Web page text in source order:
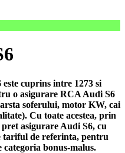
cuprins intre 1273 si
o asigurare RCA Audi S6
soferului, motor KW, cai
Cu toate acestea, prin
asigurare Audi S6, cu
tariful de referinta, pentru
bonus-malus.